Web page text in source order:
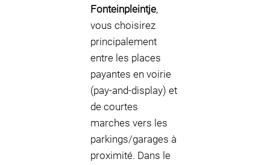
Fonteinpleintje,
vous choisirez
principalement
entre les places
payantes en voirie
(pay-and-display) et
de courtes
marches vers les
parkings/garages à
proximité. Dans le